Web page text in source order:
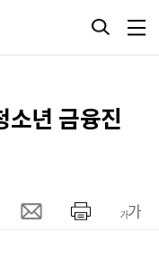
소년 금융진